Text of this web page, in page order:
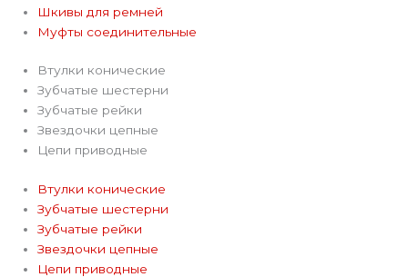
Шкивы для ремней
Муфты соединительные
Втулки конические
Зубчатые шестерни
Зубчатые рейки
Звездочки цепные
Цепи приводные
Втулки конические
Зубчатые шестерни
Зубчатые рейки
Звездочки цепные
Цепи приводные